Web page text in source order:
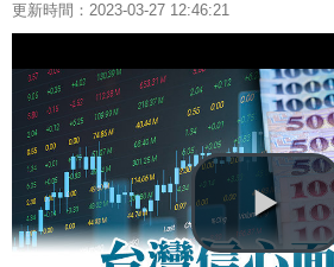
更新時間：2023-03-27 12:46:21